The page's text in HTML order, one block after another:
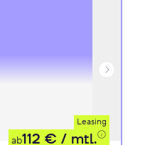
Leasing
ab112 € / mtl.